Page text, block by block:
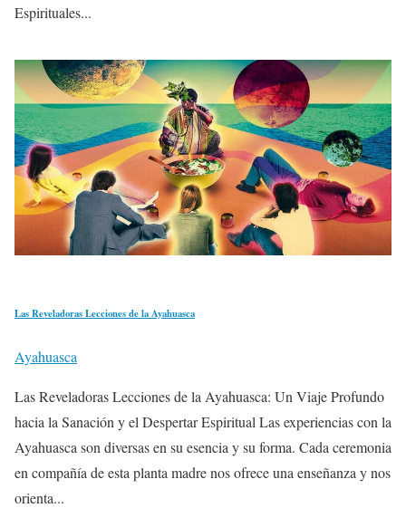
Espirituales...
Las Reveladoras Lecciones de la Ayahuasca
Ayahuasca
Las Reveladoras Lecciones de la Ayahuasca: Un Viaje Profundo
hacia la Sanación y el Despertar Espiritual Las experiencias con la
Ayahuasca son diversas en su esencia y su forma. Cada ceremonia
en compañía de esta planta madre nos ofrece una enseñanza y nos
orienta...